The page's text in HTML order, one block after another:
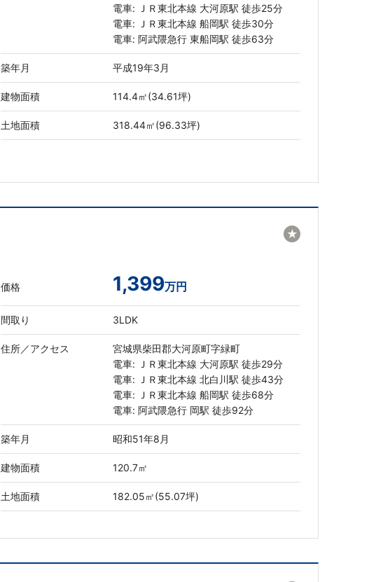
電車: ＪＲ東北本線 大河原駅 徒歩25分
電車: ＪＲ東北本線 船岡駅 徒歩30分
電車: 阿武隈急行 東船岡駅 徒歩63分
築年月 平成19年3月
建物面積 114.4㎡(34.61坪)
土地面積 318.44㎡(96.33坪)
価格 1,399万円
間取り 3LDK
住所／アクセス
宮城県柴田郡大河原町字緑町
電車: ＪＲ東北本線 大河原駅 徒歩29分
電車: ＪＲ東北本線 北白川駅 徒歩43分
電車: ＪＲ東北本線 船岡駅 徒歩68分
電車: 阿武隈急行 岡駅 徒歩92分
築年月 昭和51年8月
建物面積 120.7㎡
土地面積 182.05㎡(55.07坪)
★